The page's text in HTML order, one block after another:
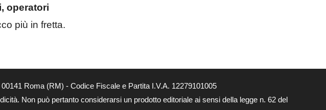
operatori
più in fretta.
Roma (RM) - Codice Fiscale e Partita I.V.A. 12279101005
Non può pertanto considerarsi un prodotto editoriale ai sensi della legge n. 62 del